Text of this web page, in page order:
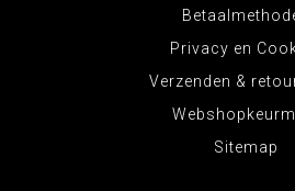
Privacy en
Verzenden &
Sitemap